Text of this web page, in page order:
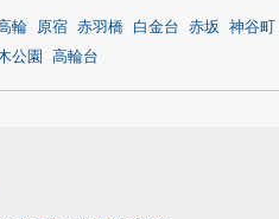
輪 原宿 赤羽橋 白金台 赤坂 神谷町
公園 高輪台